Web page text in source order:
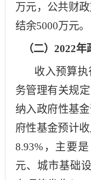
万元，公共财
结余5000万元。
（二） 2022年
收入预算
务管理有关规
纳入政府性基金
府性基金预计
8.93% ，主要
元、城市基础